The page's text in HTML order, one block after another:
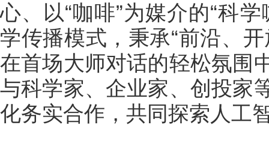
心、以“咖啡”为媒介的“科
学传播模式，秉承“前沿、
在首场大师对话的轻松氛围
与科学家、企业家、创投家
化务实合作，共同探索人工